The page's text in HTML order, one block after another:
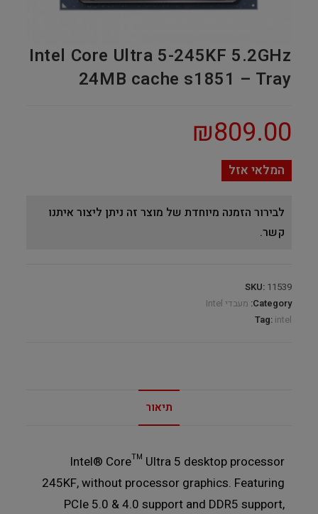
Intel Core Ultra 5-245KF 5.2GHz
24MB cache s1851 – Tray
₪809.00
המלאי אזל
לבירור הזמנה מיוחדת של מוצר זה ניתן ליצור איתנו
קשר.
SKU: 11539
Category: מעבדי Intel
Tag: intel
תיאור
Intel® Core™ Ultra 5 desktop processor
245KF, without processor graphics. Featuring
PCIe 5.0 & 4.0 support and DDR5 support,